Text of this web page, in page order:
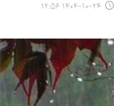
۱۴۰۴-۱۰-۲۴ ۱۲:۵۶